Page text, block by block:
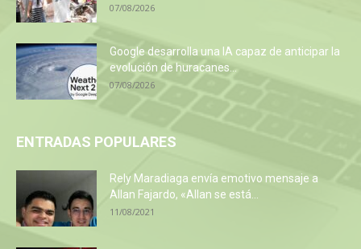
07/08/2026
Google desarrolla una IA capaz de anticipar la
evolución de huracanes...
07/08/2026
ENTRADAS POPULARES
Rely Maradiaga envía emotivo mensaje a
Allan Fajardo, «Allan se está...
11/08/2021